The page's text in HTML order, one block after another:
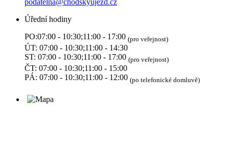
podatelna@chodskyujezd.cz
Úřední hodiny
PO:07:00 - 10:30;11:00 - 17:00 (pro veřejnost)
ÚT: 07:00 - 10:30;11:00 - 14:30
ST: 07:00 - 10:30;11:00 - 17:00 (pro veřejnost)
ČT: 07:00 - 10:30;11:00 - 15:00
PÁ: 07:00 - 10:30;11:00 - 12:00 (po telefonické domluvě)